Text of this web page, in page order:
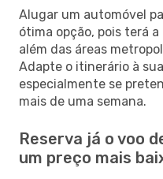
Alugar um automóvel
ótima opção, pois terá
além das áreas
Adapte o itinerário à
especialmente se
mais de uma semana.
Reserva já o voo
um preço mais